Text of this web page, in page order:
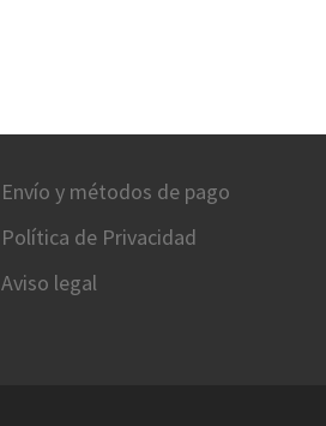
Envío y métodos de pago
Política de Privacidad
Aviso legal